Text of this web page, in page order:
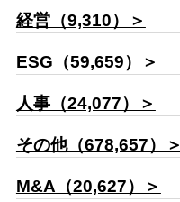
経営（9,310）＞
ESG（59,659）＞
人事（24,077）＞
その他（678,657）＞
M&A（20,627）＞